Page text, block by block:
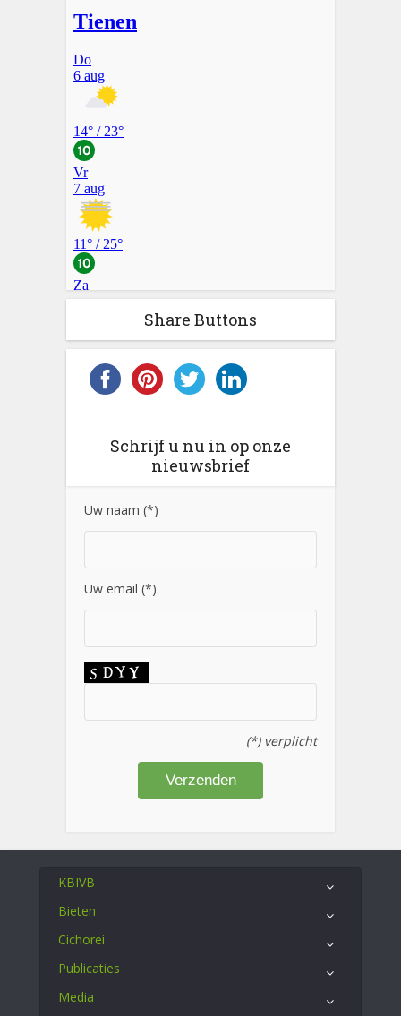
Share Buttons
Schrijf u nu in op onze
nieuwsbrief
Uw naam (*)
Uw email (*)
(*) verplicht
KBIVB
Bieten
Cichorei
Publicaties
Media